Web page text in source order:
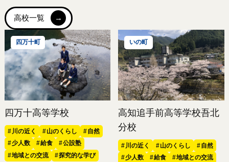
高校一覧
四万十町
四万十高等学校
川の近く 山のくらし
自然
少人数
給食
公設塾
地域との交流
探究的な学び
いの町
高知追手前高等学校吾北
分校
川の近く 山のくらし
自然
少人数
給食
地域との交流